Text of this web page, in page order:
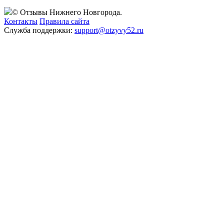
© Отзывы Нижнего Новгорода.
Контакты Правила сайта
Служба поддержки: support@otzyvy52.ru